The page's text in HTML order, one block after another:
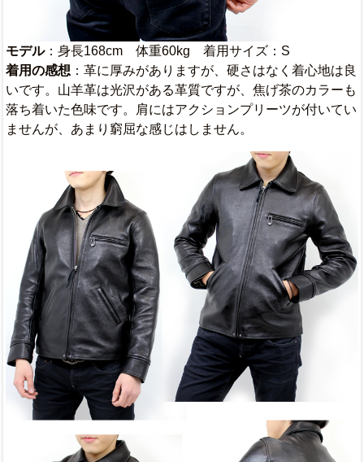
モデル：身長168cm 体重60kg 着用サイズ：S
着用の感想 ：革に厚みがありますが、硬さはなく着心地は良
いです。山羊革は光沢がある革質ですが、焦げ茶のカラーも
落ち着いた色味です。肩にはアクションプリーツが付いてい
ませんが、あまり窮屈な感じはしません。